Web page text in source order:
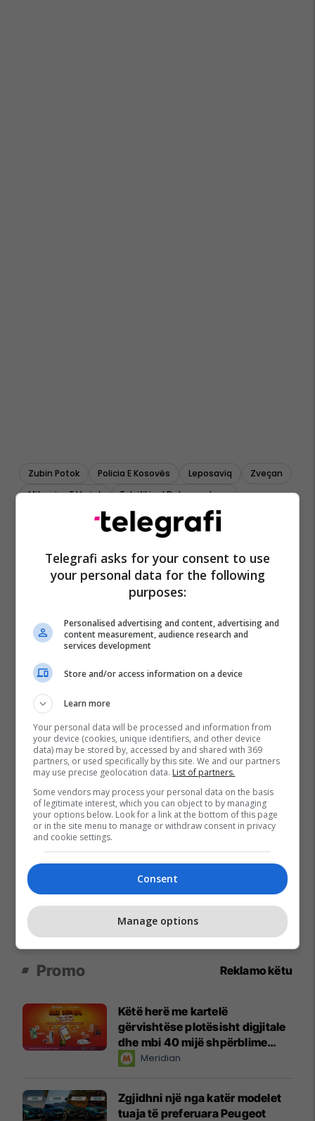
Zubin Potok Policia E Kosovës Leposaviq
Zveçan
Mitrovica E Veriut
Falsifikim I Dokumenteve
Promo Reklamo këtu
Këtë herë me kartelë
gërvishtëse plotësisht digjitale
dhe mbi 40 mijë shpërblime
instant!Meridian
Zgjidhni një nga katër modelet
tuaja të preferuara Peugeot
Telegrafi asks for your consent to use
your personal data for the following
purposes:
Personalised advertising and content, advertising and
content measurement, audience research and
services development
Store and/or access information on a device
Learn more
Your personal data will be processed and information from
your device (cookies, unique identifiers, and other device
data) may be stored by, accessed by and shared with 369
partners, or used specifically by this site. We and our partners
may use precise geolocation data. List of partners.
Some vendors may process your personal data on the basis
of legitimate interest, which you can object to by managing
your options below. Look for a link at the bottom of this page
or in the site menu to manage or withdraw consent in privacy
and cookie settings.
Consent
Manage options